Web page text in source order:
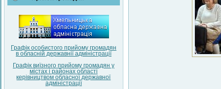
Графік особистого прийому громадян
в обласній державнії адміністрації
Графік виїзного прийому громадян у
містах і районах області
керівництвом обласної державної
адміністрації